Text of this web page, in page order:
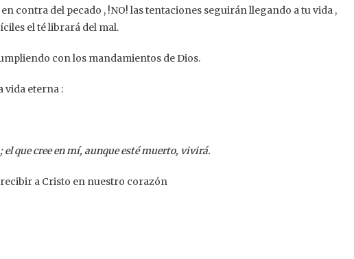
contra del pecado , !NO! las tentaciones seguirán llegando a tu vida ,
el té librará del mal.
con los mandamientos de Dios.
vida eterna :
que cree en mí, aunque esté muerto, vivirá.
a Cristo en nuestro corazón